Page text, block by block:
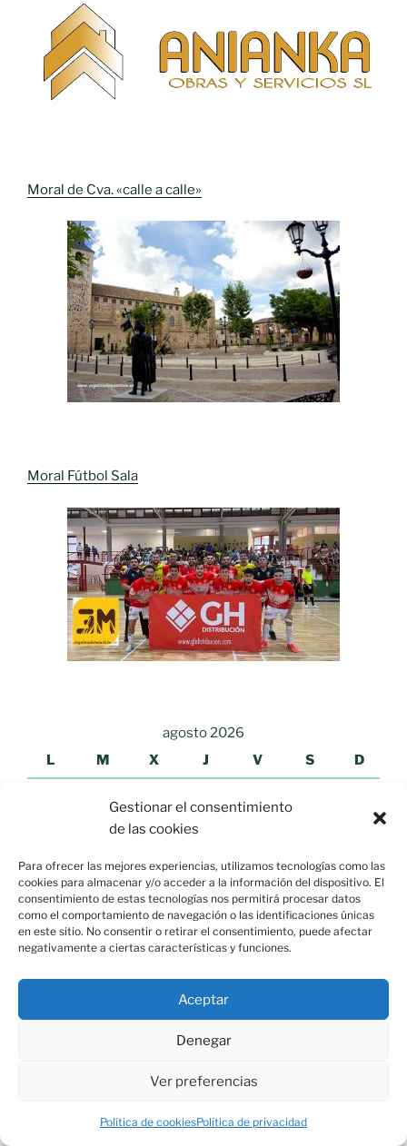
Gestionar el consentimiento
de las cookies
Para ofrecer las mejores experiencias, utilizamos tecnologías como las
cookies para almacenar y/o acceder a la información del dispositivo. El
consentimiento de estas tecnologías nos permitirá procesar datos
como el comportamiento de navegación o las identificaciones únicas
en este sitio. No consentir o retirar el consentimiento, puede afectar
negativamente a ciertas características y funciones.
Aceptar
Denegar
Ver preferencias
Política de cookiesPolítica de privacidad
Moral de Cva. «calle a calle»
Moral Fútbol Sala
agosto 2026
L
M X J V S D
5
10 11 12 13 14 15 16
17 18 19 20 21 22 23
24 25 26 27 28 29 30
NOTICIAS «EL MUNDO»
Vivas pide a Europa el "blindaje" de la